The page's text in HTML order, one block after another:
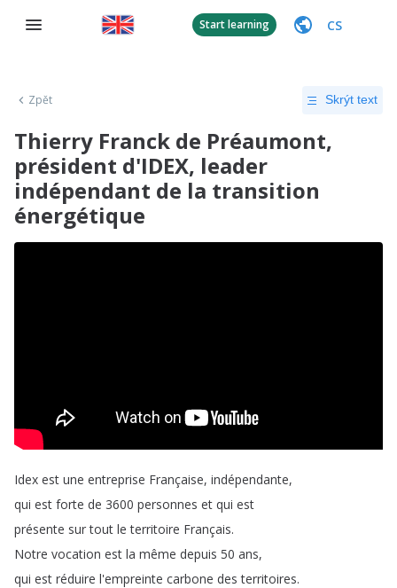
Start learning CS
Zpět Skrýt text
Thierry Franck de Préaumont,
président d'IDEX, leader
indépendant de la transition
énergétique
Idex est une entreprise Française, indépendante,
qui est forte de 3600 personnes et qui est
présente sur tout le territoire Français.
Notre vocation est la même depuis 50 ans,
qui est réduire l'empreinte carbone des territoires.